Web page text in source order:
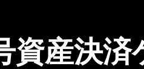
資産決済